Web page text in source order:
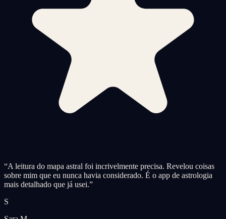
“A leitura do mapa astral foi incrivelmente precisa. Revelou coisas
sobre mim que eu nunca havia considerado. É o app de astrologia
mais detalhado que já usei.”
S